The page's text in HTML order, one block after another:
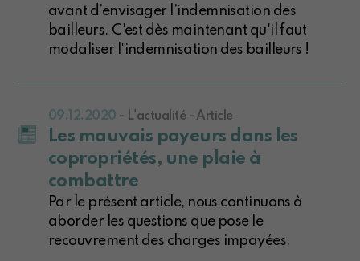
avant d’envisager l’indemnisation des
bailleurs. C'est dès maintenant qu'il faut
modaliser l'indemnisation des bailleurs !
09.12.2020 - L'actualité - Article
Les mauvais payeurs dans les
copropriétés, une plaie à
combattre
Par le présent article, nous continuons à
aborder les questions que pose le
recouvrement des charges impayées.